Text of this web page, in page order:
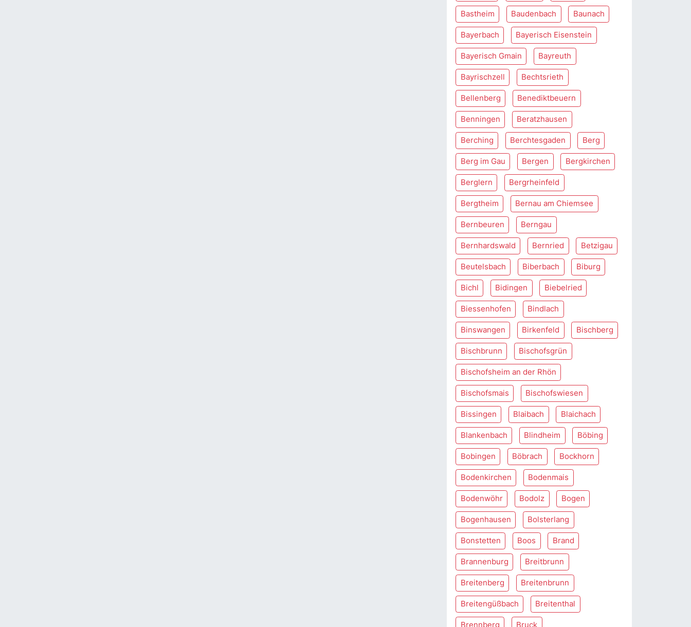
Bastheim Baudenbach Baunach
Bayerbach Bayerisch Eisenstein
Bayerisch Gmain Bayreuth
Bayrischzell Bechtsrieth
Bellenberg Benediktbeuern
Benningen Beratzhausen
Berching Berchtesgaden Berg
Berg im Gau Bergen Bergkirchen
Berglern Bergrheinfeld
Bergtheim Bernau am Chiemsee
Bernbeuren Berngau
Bernhardswald Bernried Betzigau
Beutelsbach Biberbach Biburg
Bichl Bidingen Biebelried
Biessenhofen Bindlach
Binswangen Birkenfeld Bischberg
Bischbrunn Bischofsgrün
Bischofsheim an der Rhön
Bischofsmais Bischofswiesen
Bissingen Blaibach Blaichach
Blankenbach Blindheim Böbing
Bobingen Böbrach Bockhorn
Bodenkirchen Bodenmais
Bodenwöhr Bodolz Bogen
Bogenhausen Bolsterlang
Bonstetten Boos Brand
Brannenburg Breitbrunn
Breitenberg Breitenbrunn
Breitengüßbach Breitenthal
Brennberg Bruck